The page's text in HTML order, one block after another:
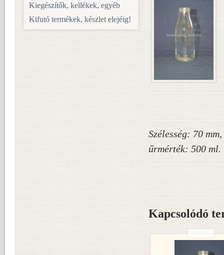
Kiegészítők, kellékek, egyéb
Kifutó termékek, készlet elejéig!
Szélesség: 70
űrmérték: 500 ml.
Kapcsolódó